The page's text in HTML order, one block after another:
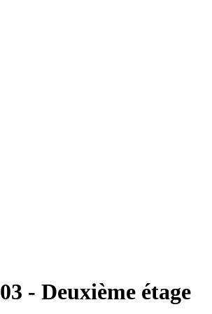
03 - Deuxième étage